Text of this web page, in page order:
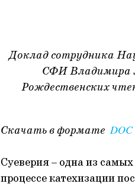
Доклад сотрудника
СФИ Владимира
Рождественских
Скачать в формате DOC
Суеверия – одна из
процессе катехизации